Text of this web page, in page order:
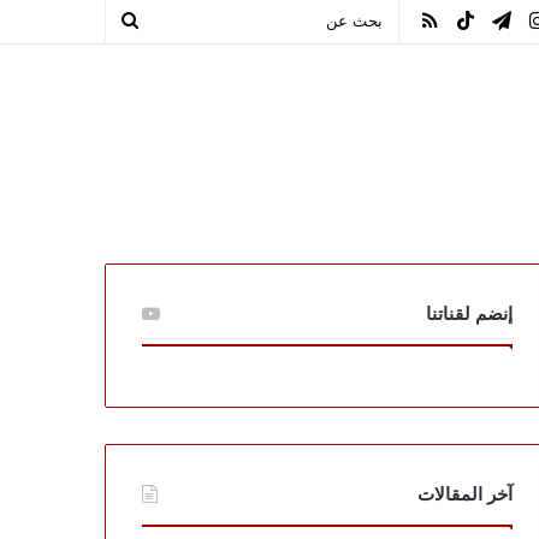
بحث
ملخصTikTok تيلقرام
انستقرام
إنضم لقناتنا
آخر المقالات